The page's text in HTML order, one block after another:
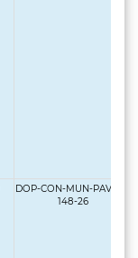
DOP-CON-MUN-PAV-LP-
148-26